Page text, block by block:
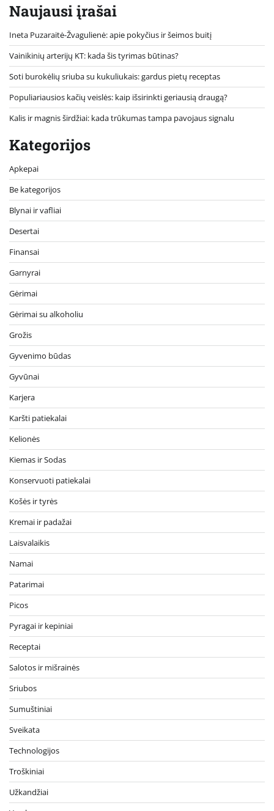
Naujausi įrašai
Ineta Puzaraitė-Žvagulienė: apie pokyčius ir šeimos buitį
Vainikinių arterijų KT: kada šis tyrimas būtinas?
Soti burokėlių sriuba su kukuliukais: gardus pietų receptas
Populiariausios kačių veislės: kaip išsirinkti geriausią draugą?
Kalis ir magnis širdžiai: kada trūkumas tampa pavojaus signalu
Kategorijos
Apkepai
Be kategorijos
Blynai ir vafliai
Desertai
Finansai
Garnyrai
Gėrimai
Gėrimai su alkoholiu
Grožis
Gyvenimo būdas
Gyvūnai
Karjera
Karšti patiekalai
Kelionės
Kiemas ir Sodas
Konservuoti patiekalai
Košės ir tyrės
Kremai ir padažai
Laisvalaikis
Namai
Patarimai
Picos
Pyragai ir kepiniai
Receptai
Salotos ir mišrainės
Sriubos
Sumuštiniai
Sveikata
Technologijos
Troškiniai
Užkandžiai